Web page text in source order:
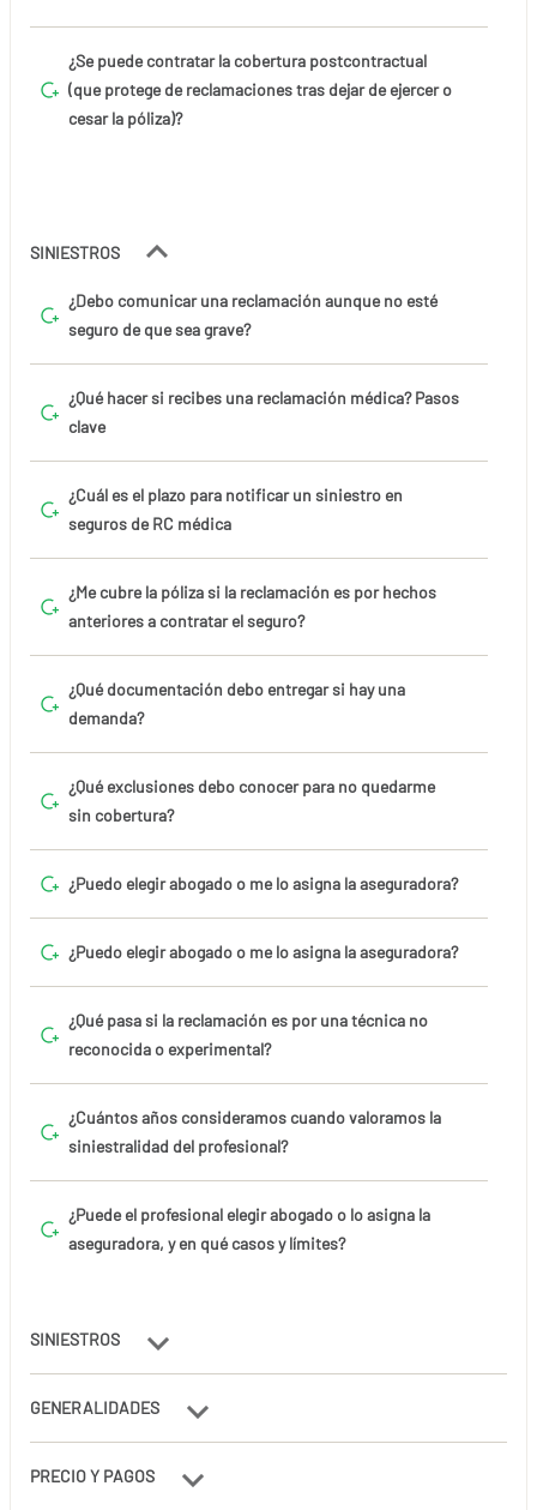
¿Se puede contratar la cobertura postcontractual
(que protege de reclamaciones tras dejar de ejercer o
cesar la póliza)?
SINIESTROS
¿Debo comunicar una reclamación aunque no esté
seguro de que sea grave?
¿Qué hacer si recibes una reclamación médica? Pasos
clave
¿Cuál es el plazo para notificar un siniestro en
seguros de RC médica
¿Me cubre la póliza si la reclamación es por hechos
anteriores a contratar el seguro?
¿Qué documentación debo entregar si hay una
demanda?
¿Qué exclusiones debo conocer para no quedarme
sin cobertura?
¿Puedo elegir abogado o me lo asigna la aseguradora?
¿Puedo elegir abogado o me lo asigna la aseguradora?
¿Qué pasa si la reclamación es por una técnica no
reconocida o experimental?
¿Cuántos años consideramos cuando valoramos la
siniestralidad del profesional?
¿Puede el profesional elegir abogado o lo asigna la
aseguradora, y en qué casos y límites?
SINIESTROS
GENERALIDADES
PRECIO Y PAGOS